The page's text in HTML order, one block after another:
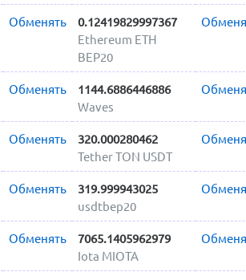
Обменять
0.12419829997367
Ethereum ETH
BEP20
Обменять
1144.6886446886
Waves
Обменять
320.000280462
Tether TON USDT
Обменять
319.999943025
usdtbep20
Обменять
7065.1405962979
Iota MIOTA